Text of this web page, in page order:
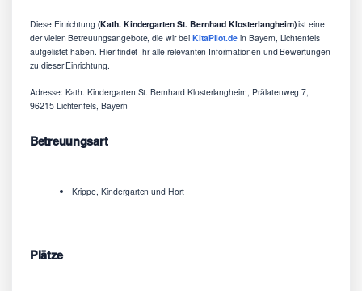
Diese Einrichtung (Kath. Kindergarten St. Bernhard Klosterlangheim)ist eine
der vielen Betreuungsangebote, die wir bei KitaPilot.de in Bayern, Lichtenfels
aufgelistet haben. Hier findet Ihr alle relevanten Informationen und Bewertungen
zu dieser Einrichtung.
Adresse: Kath. Kindergarten St. Bernhard Klosterlangheim, Prälatenweg 7,
96215 Lichtenfels, Bayern
Betreuungsart
Krippe, Kindergarten und Hort
Plätze